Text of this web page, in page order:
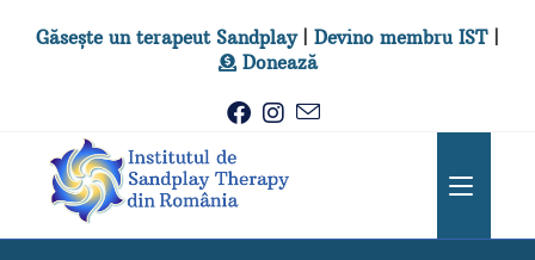
Găsește un terapeut Sandplay| Devino membru IST|
Donează